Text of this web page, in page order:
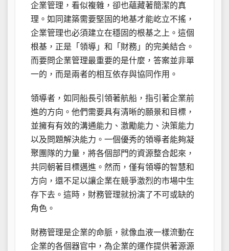
企業管理，看似複雜，卻也蘊藏著簡潔的真
理。如同建築需要堅固的地基才能屹立不搖，
企業管理也必須建立在穩固的根基之上。這個
根基，正是「領導」和「財務」的完美結合。
而要問企業管理最重要的是什麼，答案並非單
一的，而是兩者的相互依存與協同作用。
領導者，如同船長引領著航船，指引著企業前
進的方向。他們需要具有清晰的願景和目標，
並擁有有效的溝通能力、激勵能力、決策能力
以及問題解決能力。一個優秀的領導者能夠凝
聚團隊的力量，將各個部門的資源整合起來，
共同朝著目標邁進。然而，僅有領導的智慧和
方向，還不足以讓企業在競爭激烈的市場中生
存下去。這時，財務管理就扮演了不可或缺的
角色。
財務管理是企業的命脈，就像血液一樣流動在
企業的各個器官中，為企業的運作提供著源源